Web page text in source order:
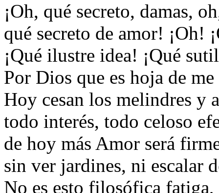
¡Oh, qué secreto, damas,
qué secreto de amor! ¡Oh!
¡Qué ilustre idea! ¡Qué
Por Dios que es hoja de
Hoy cesan los melindres y
todo interés, todo celoso
de hoy más Amor será
sin ver jardines, ni escalar
No es esto filosófica fatiga,